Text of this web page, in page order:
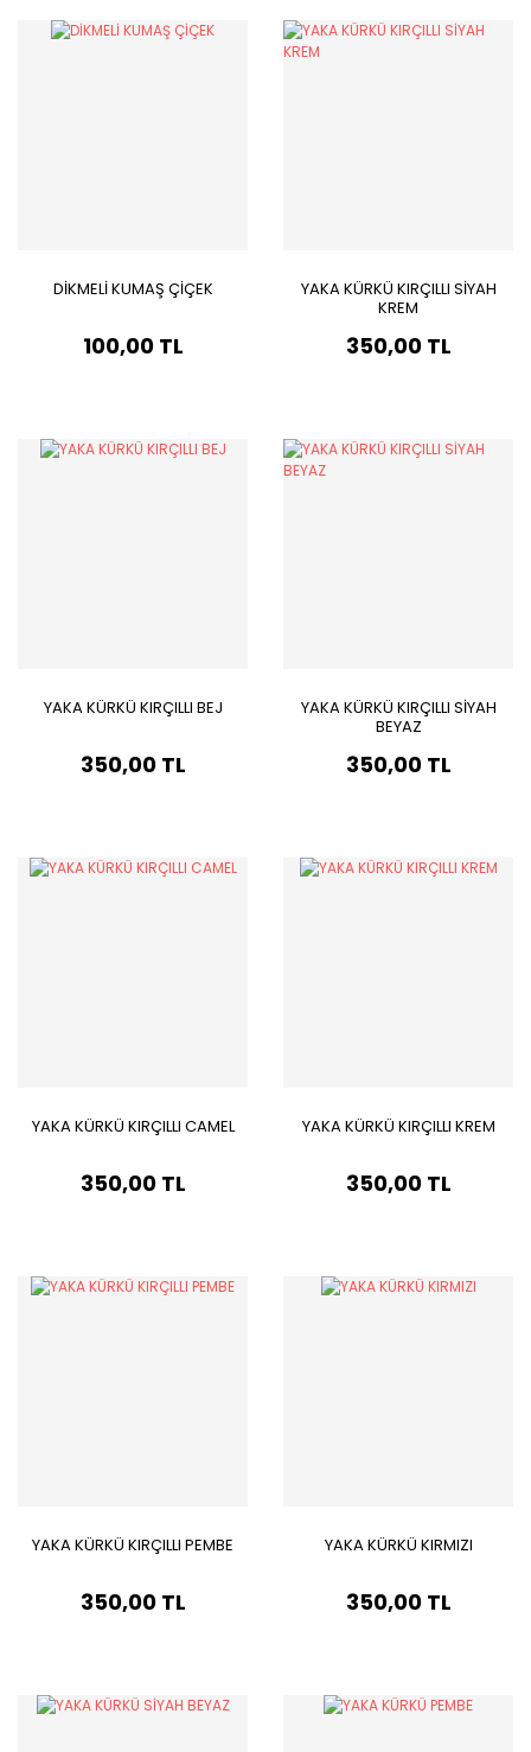
DİKMELİ KUMAŞ ÇİÇEK
100,00 TL
YAKA KÜRKÜ KIRÇILLI SİYAH
KREM
350,00 TL
YAKA KÜRKÜ KIRÇILLI BEJ
350,00 TL
YAKA KÜRKÜ KIRÇILLI SİYAH
BEYAZ
350,00 TL
YAKA KÜRKÜ KIRÇILLI CAMEL
350,00 TL
YAKA KÜRKÜ KIRÇILLI KREM
350,00 TL
YAKA KÜRKÜ KIRÇILLI PEMBE
350,00 TL
YAKA KÜRKÜ KIRMIZI
350,00 TL